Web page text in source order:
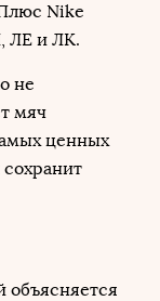
Nike
ЛЕ и ЛК.
не
мяч
ценных
объясняется